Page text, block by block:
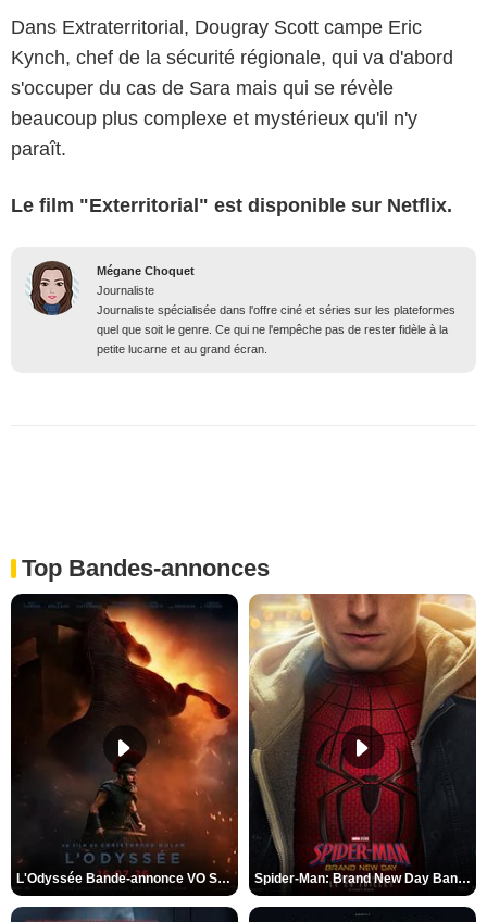
Dans Extraterritorial, Dougray Scott campe Eric
Kynch, chef de la sécurité régionale, qui va d'abord
s'occuper du cas de Sara mais qui se révèle
beaucoup plus complexe et mystérieux qu'il n'y
paraît.
Le film "Exterritorial" est disponible sur Netflix.
Mégane Choquet
Journaliste
Journaliste spécialisée dans l'offre ciné et séries sur les plateformes
quel que soit le genre. Ce qui ne l'empêche pas de rester fidèle à la
petite lucarne et au grand écran.
Top Bandes-annonces
L'Odyssée Bande-annonce VO STFR Spider-Man: Brand New Day Bande-annonce VO STFR